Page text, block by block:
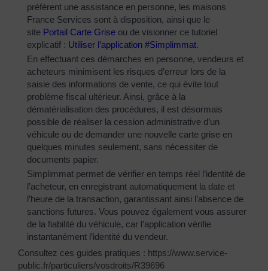
préfèrent une assistance en personne, les maisons
France Services sont à disposition, ainsi que le
site Portail Carte Grise ou de visionner ce tutoriel
explicatif : Utiliser l’application #Simplimmat.
En effectuant ces démarches en personne, vendeurs et
acheteurs minimisent les risques d’erreur lors de la
saisie des informations de vente, ce qui évite tout
problème fiscal ultérieur. Ainsi, grâce à la
dématérialisation des procédures, il est désormais
possible de réaliser la cession administrative d’un
véhicule ou de demander une nouvelle carte grise en
quelques minutes seulement, sans nécessiter de
documents papier.
Simplimmat permet de vérifier en temps réel l’identité de
l’acheteur, en enregistrant automatiquement la date et
l’heure de la transaction, garantissant ainsi l’absence de
sanctions futures. Vous pouvez également vous assurer
de la fiabilité du véhicule, car l’application vérifie
instantanément l’identité du vendeur.
Consultez ces guides pratiques : https://www.service-
public.fr/particuliers/vosdroits/R39696